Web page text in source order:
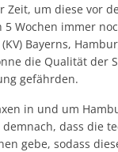
Zeit, um diese vor
5 Wochen immer
Bayerns,
die Qualität der
gefährden.
in und um
dass die
gebe, sodass